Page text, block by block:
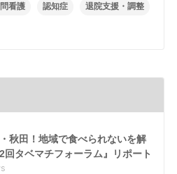
看護 認知症 退院支援・調整
秋田！地域で食べられないを解
回タベマチフォーラム』リポート